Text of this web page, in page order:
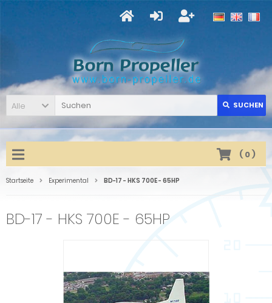
Alle SUCHEN
( 0)
Startseite Experimental BD-17 - HKS 700E - 65HP
BD-17 - HKS 700E - 65HP